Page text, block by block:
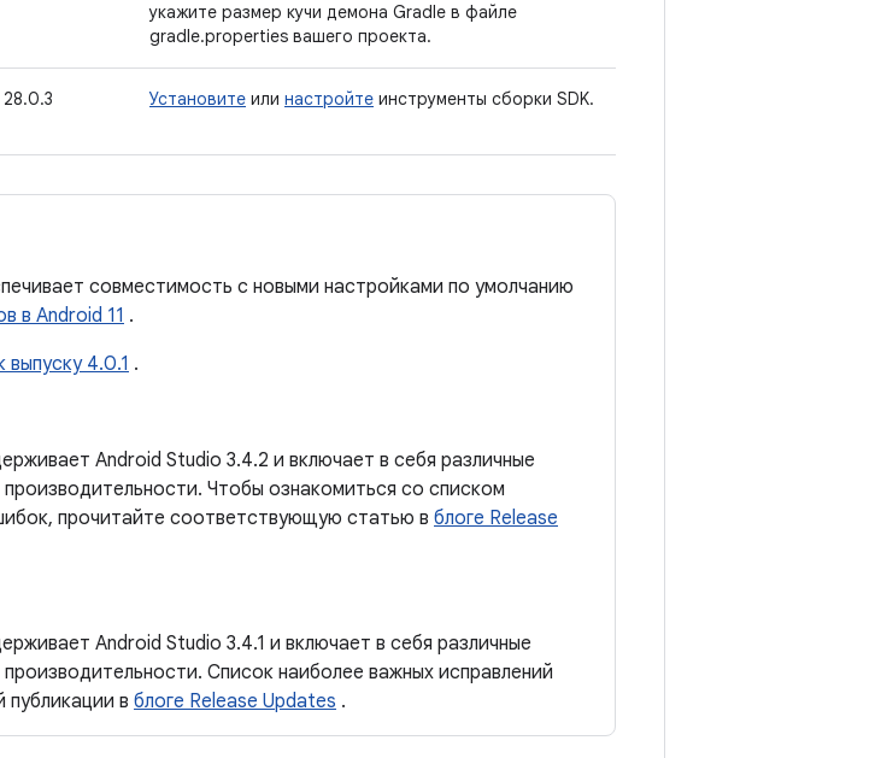
укажите размер кучи демона Gradle в файле
gradle.properties вашего проекта.
28.0.3 Установите или настройте инструменты сборки SDK.
совместимость с новыми настройками по умолчанию
в Android 11 .
выпуску 4.0.1 .
Android Studio 3.4.2 и включает в себя различные
Чтобы ознакомиться со списком
прочитайте соответствующую статью в блоге Release
Android Studio 3.4.1 и включает в себя различные
Список наиболее важных исправлений
в блоге Release Updates .